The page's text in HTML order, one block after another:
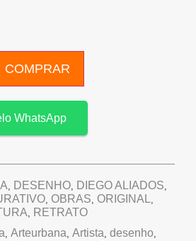
COMPRAR
WhatsApp
, DESENHO, DIEGO ALIADOS,
, OBRAS, ORIGINAL,
, RETRATO
, Arteurbana, Artista, desenho,